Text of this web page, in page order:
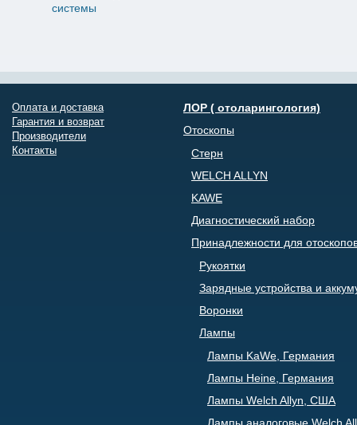
системы
Оплата и доставка
Гарантия и возврат
Производители
Контакты
ЛОР ( отоларингология)
Отоскопы
Стерн
WELCH ALLYN
KAWE
Диагностический набор
Принадлежности для
Рукоятки
Зарядные устройства и
Воронки
Лампы
Лампы KaWe, Германия
Лампы Heine, Германия
Лампы Welch Allyn, США